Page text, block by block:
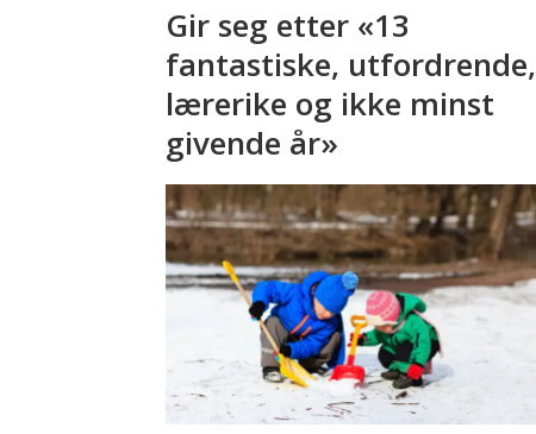
Gir seg etter «13
fantastiske, utfordrende,
lærerike og ikke minst
givende år»